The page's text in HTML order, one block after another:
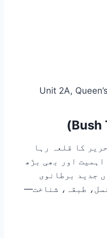
کا قلعہ رہا
اس کی اہمیت اور بھی بڑھ
جدید برطانوی
طبقہ، شناخت—